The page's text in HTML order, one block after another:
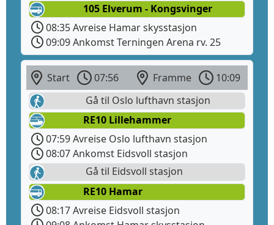
105 Elverum - Kongsvinger
08:35 Avreise Hamar skysstasjon
09:09 Ankomst Terningen Arena rv. 25
Start 07:56 Framme
10:09
Gå til Oslo lufthavn stasjon
RE10 Lillehammer
07:59 Avreise Oslo lufthavn stasjon
08:07 Ankomst Eidsvoll stasjon
Gå til Eidsvoll stasjon
RE10 Hamar
08:17 Avreise Eidsvoll stasjon